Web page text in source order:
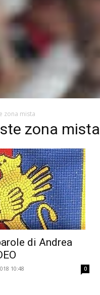
zona mista
zona mista
di Andrea
10:48 0